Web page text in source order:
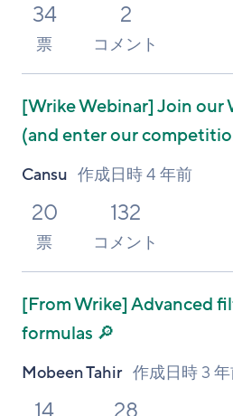
34
票
2
コメント
[Wrike Webinar]Join our
(and enter our
Cansu 作成日時4 年前
20
票
132
コメント
[From Wrike]Advanced
formulas 🔎
Mobeen Tahir 作成日時 3